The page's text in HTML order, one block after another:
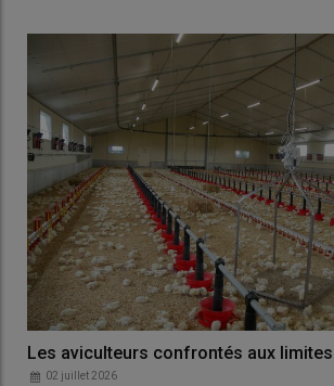
Les aviculteurs confrontés aux
02 juillet 2026